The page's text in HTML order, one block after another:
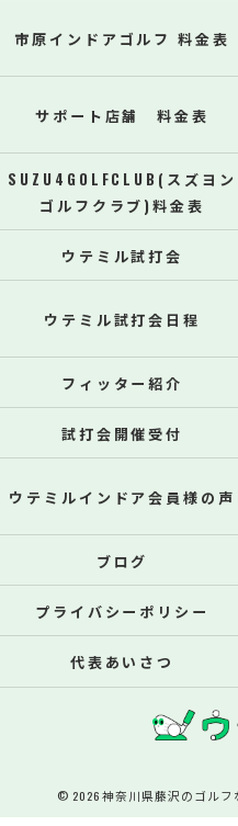
市原インドアゴルフ 料金表
サポート店舗 料金表
SUZU4GOLFCLUB(スズヨン
ゴルフクラブ)料金表
ウテミル試打会
ウテミル試打会日程
フィッター紹介
試打会開催受付
ウテミルインドア会員様の声
ブログ
プライバシーポリシー
代表あいさつ
© 2026 神奈川県藤沢のゴルフな